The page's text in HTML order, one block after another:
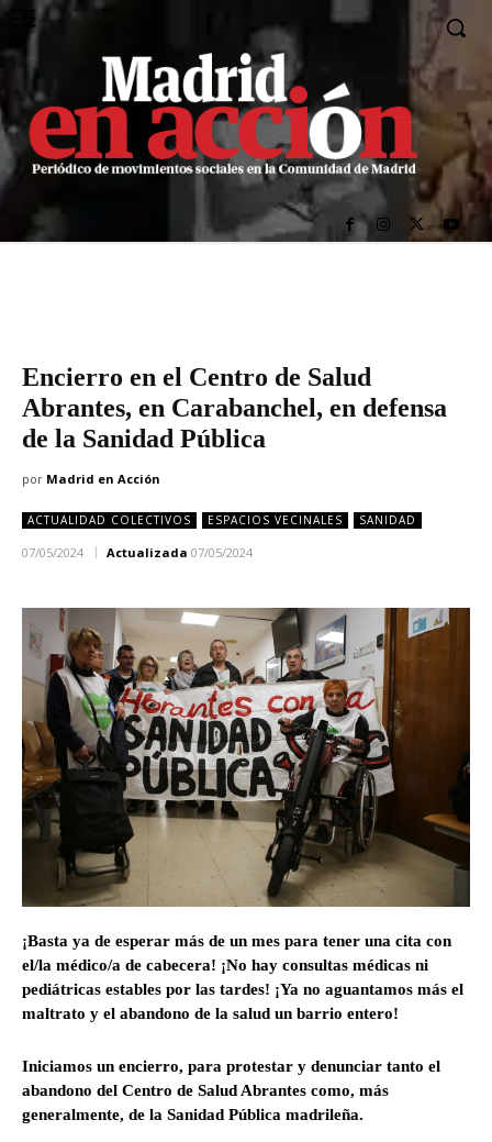
Encierro en el Centro de Salud
Abrantes, en Carabanchel, en defensa
de la Sanidad Pública
por Madrid en Acción
ACTUALIDAD COLECTIVOS ESPACIOS VECINALES SANIDAD
07/05/2024 Actualizada 07/05/2024
¡Basta ya de esperar más de un mes para tener una cita con
el/la médico/a de cabecera! ¡No hay consultas médicas ni
pediátricas estables por las tardes! ¡Ya no aguantamos más el
maltrato y el abandono de la salud un barrio entero!
Iniciamos un encierro, para protestar y denunciar tanto el
abandono del Centro de Salud Abrantes como, más
generalmente, de la Sanidad Pública madrileña.